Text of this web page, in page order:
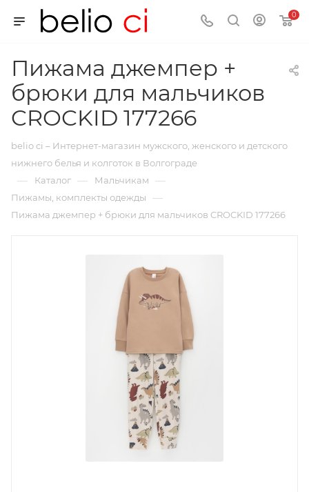
0
Пижама джемпер +
брюки для мальчиков
CROCKID 177266
belio ci – Интернет-магазин мужского, женского и детского
нижнего белья и колготок в Волгограде
— Каталог — Мальчикам —
Пижамы, комплекты одежды —
Пижама джемпер + брюки для мальчиков CROCKID 177266